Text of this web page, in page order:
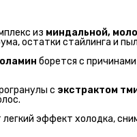
из миндальной,
остатки стайлинга и
борется с
с экстрактом
легкий эффект холодка,